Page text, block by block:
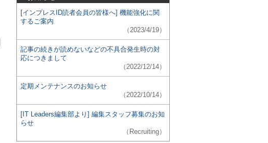
[インプレスID読者会員の皆様へ] 機能強化に関
するご案内
（2023/4/19）
記事の続きが読めないなどの不具合発生時の対
応につきまして
（2022/12/14）
定期メンテナンスのお知らせ
（2022/10/14）
[IT Leaders編集部より] 編集スタッフ募集のお知
らせ
（Recruiting）